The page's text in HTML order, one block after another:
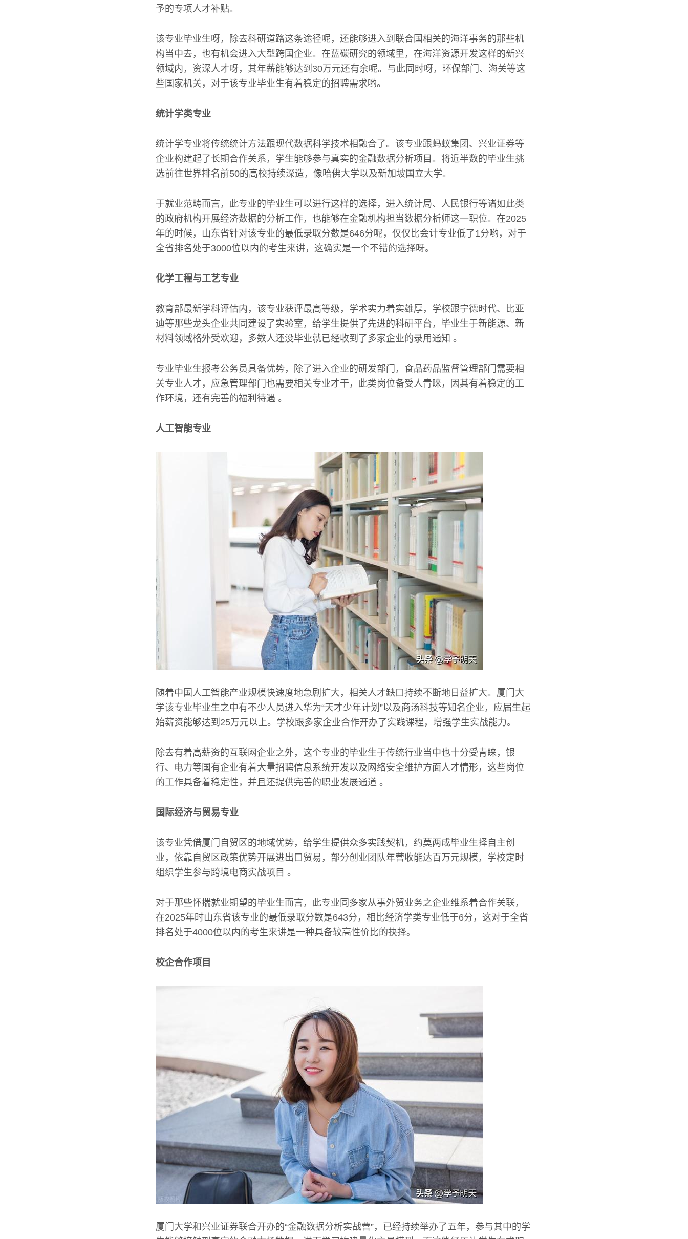
予的专项人才补贴。
该专业毕业生呀，除去科研道路这条途径呢，还能够进入到联合国相关的海洋事务的那些机
构当中去，也有机会进入大型跨国企业。在蓝碳研究的领域里，在海洋资源开发这样的新兴
领域内，资深人才呀，其年薪能够达到30万元还有余呢。与此同时呀，环保部门、海关等这
些国家机关，对于该专业毕业生有着稳定的招聘需求哟。
统计学类专业
统计学专业将传统统计方法跟现代数据科学技术相融合了。该专业跟蚂蚁集团、兴业证券等
企业构建起了长期合作关系，学生能够参与真实的金融数据分析项目。将近半数的毕业生挑
选前往世界排名前50的高校持续深造，像哈佛大学以及新加坡国立大学。
于就业范畴而言，此专业的毕业生可以进行这样的选择，进入统计局、人民银行等诸如此类
的政府机构开展经济数据的分析工作，也能够在金融机构担当数据分析师这一职位。在2025
年的时候，山东省针对该专业的最低录取分数是646分呢，仅仅比会计专业低了1分哟，对于
全省排名处于3000位以内的考生来讲，这确实是一个不错的选择呀。
化学工程与工艺专业
教育部最新学科评估内，该专业获评最高等级，学术实力着实雄厚，学校跟宁德时代、比亚
迪等那些龙头企业共同建设了实验室，给学生提供了先进的科研平台，毕业生于新能源、新
材料领域格外受欢迎，多数人还没毕业就已经收到了多家企业的录用通知 。
专业毕业生报考公务员具备优势，除了进入企业的研发部门，食品药品监督管理部门需要相
关专业人才，应急管理部门也需要相关专业才干，此类岗位备受人青睐，因其有着稳定的工
作环境，还有完善的福利待遇 。
人工智能专业
随着中国人工智能产业规模快速度地急剧扩大，相关人才缺口持续不断地日益扩大。厦门大
学该专业毕业生之中有不少人员进入华为“天才少年计划”以及商汤科技等知名企业，应届生起
始薪资能够达到25万元以上。学校跟多家企业合作开办了实践课程，增强学生实战能力。
除去有着高薪资的互联网企业之外，这个专业的毕业生于传统行业当中也十分受青睐，银
行、电力等国有企业有着大量招聘信息系统开发以及网络安全维护方面人才情形，这些岗位
的工作具备着稳定性，并且还提供完善的职业发展通道 。
国际经济与贸易专业
该专业凭借厦门自贸区的地域优势，给学生提供众多实践契机，约莫两成毕业生择自主创
业，依靠自贸区政策优势开展进出口贸易，部分创业团队年营收能达百万元规模，学校定时
组织学生参与跨境电商实战项目 。
对于那些怀揣就业期望的毕业生而言，此专业同多家从事外贸业务之企业维系着合作关联，
在2025年时山东省该专业的最低录取分数是643分，相比经济学类专业低于6分，这对于全省
排名处于4000位以内的考生来讲是一种具备较高性价比的抉择。
校企合作项目
厦门大学和兴业证券联合开办的“金融数据分析实战营”，已经持续举办了五年，参与其中的学